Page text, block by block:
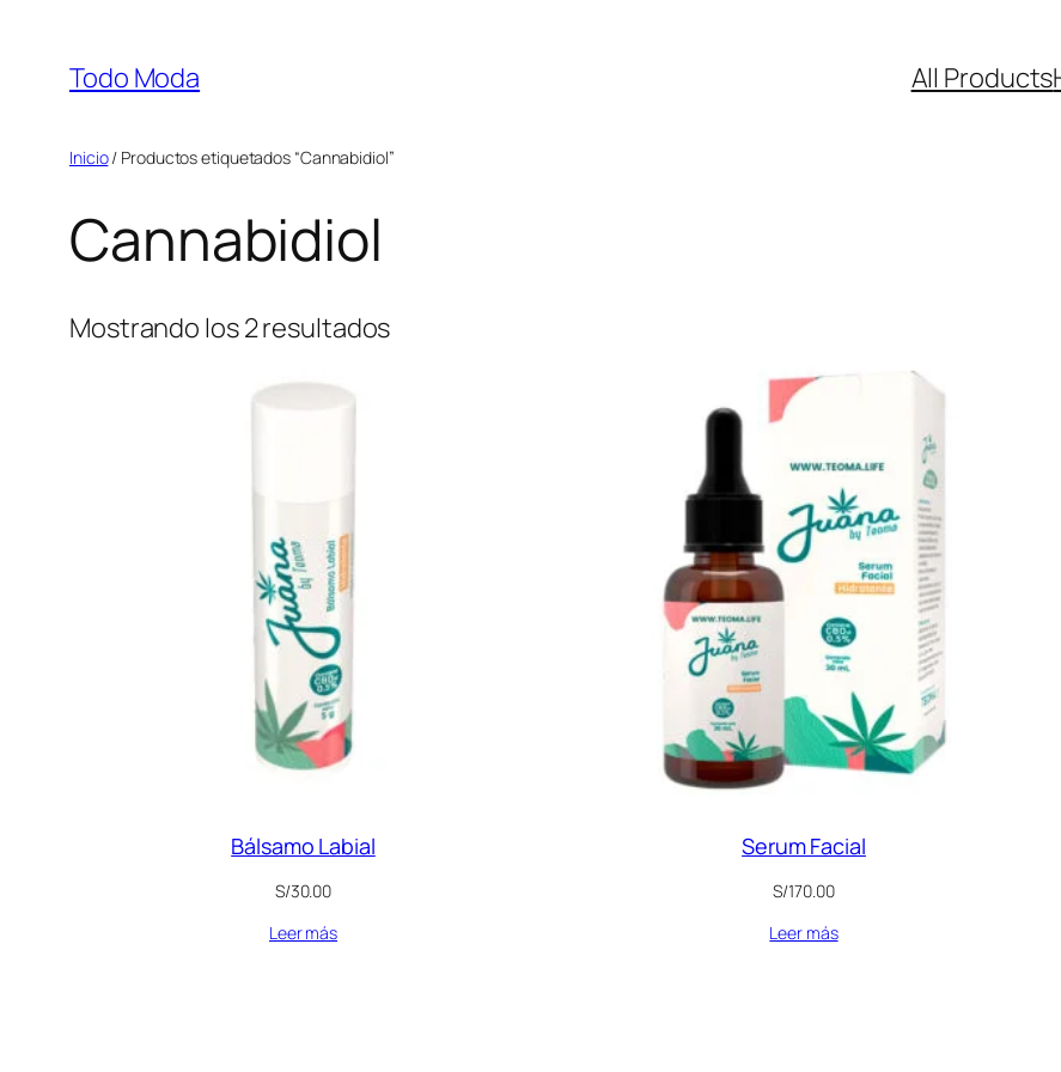
contenido
Todo Moda All Products
Inicio/ Productos etiquetados “Cannabidiol”
Cannabidiol
Mostrando los 2 resultados
Bálsamo Labial
S/30.00
Leer más
Serum Facial
S/170.00
Leer más